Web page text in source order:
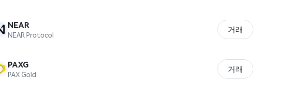
NEAR
NEAR Protocol
거래
PAXG
PAX Gold
거래